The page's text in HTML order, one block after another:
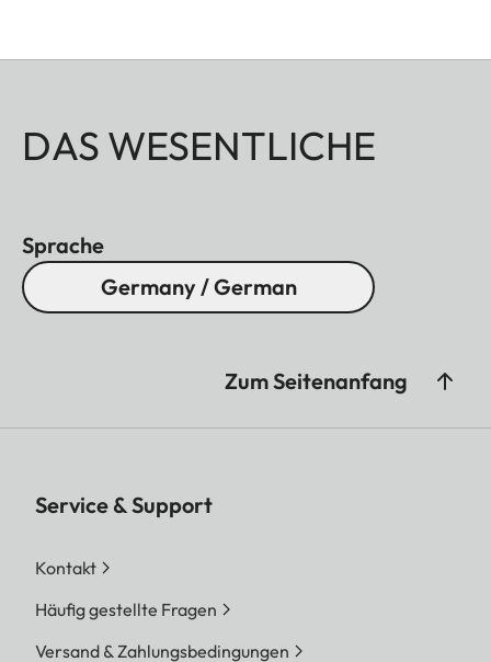
DAS WESENTLICHE
Sprache
Germany / German
Zum Seitenanfang
Service & Support
Kontakt
Häufig gestellte Fragen
Versand & Zahlungsbedingungen